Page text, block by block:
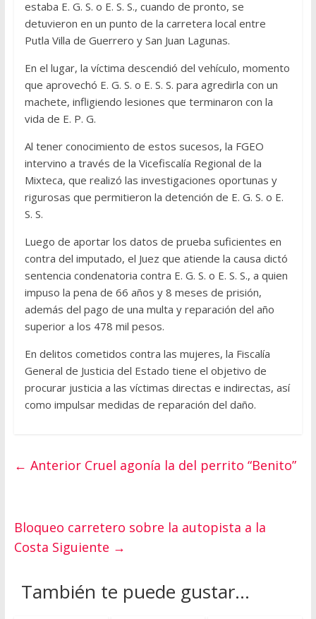
estaba E. G. S. o E. S. S., cuando de pronto, se
detuvieron en un punto de la carretera local entre
Putla Villa de Guerrero y San Juan Lagunas.
En el lugar, la víctima descendió del vehículo, momento
que aprovechó E. G. S. o E. S. S. para agredirla con un
machete, infligiendo lesiones que terminaron con la
vida de E. P. G.
Al tener conocimiento de estos sucesos, la FGEO
intervino a través de la Vicefiscalía Regional de la
Mixteca, que realizó las investigaciones oportunas y
rigurosas que permitieron la detención de E. G. S. o E.
S. S.
Luego de aportar los datos de prueba suficientes en
contra del imputado, el Juez que atiende la causa dictó
sentencia condenatoria contra E. G. S. o E. S. S., a quien
impuso la pena de 66 años y 8 meses de prisión,
además del pago de una multa y reparación del año
superior a los 478 mil pesos.
En delitos cometidos contra las mujeres, la Fiscalía
General de Justicia del Estado tiene el objetivo de
procurar justicia a las víctimas directas e indirectas, así
como impulsar medidas de reparación del daño.
← AnteriorCruel agonía la del perrito “Benito”
Bloqueo carretero sobre la autopista a la
Costa Siguiente →
También te puede gustar...